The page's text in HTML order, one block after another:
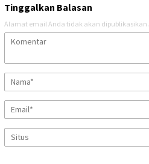
Tinggalkan Balasan
Alamat email Anda tidak akan dipublikasikan.